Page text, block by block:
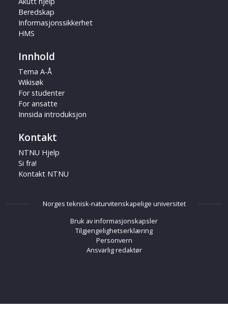
Beredskap
Informasjonssikkerhet
HMS
Innhold
Tema A-Å
Wikisøk
For studenter
For ansatte
Innsida introduksjon
Kontakt
NTNU Hjelp
Si fra!
Kontakt NTNU
Norges teknisk-naturvitenskapelige universitet
Bruk av informasjonskapsler
Tilgjengelighetserklæring
Personvern
Ansvarlig redaktør